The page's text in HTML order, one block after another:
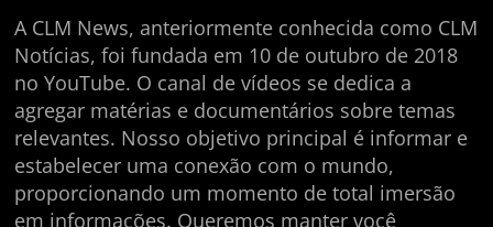
A CLM News, anteriormente conhecida como CLM
Notícias, foi fundada em 10 de outubro de 2018
no YouTube. O canal de vídeos se dedica a
agregar matérias e documentários sobre temas
relevantes. Nosso objetivo principal é informar e
estabelecer uma conexão com o mundo,
proporcionando um momento de total imersão
em informações. Queremos manter você